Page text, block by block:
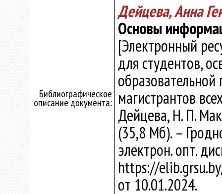
Библиографическое
описание документа:
Дейцева, Анна
Основы
[Электронный
для студентов,
магистрантов
Дейцева, Н. П.
(35,8 Мб). –
электрон. опт.
https://
от 10.01.2024.